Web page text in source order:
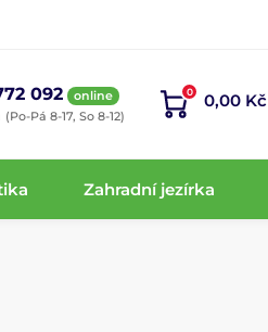
092 online
(Po-Pá 8-17, So 8-12)
0 0,00 Kč
Zahradní jezírka